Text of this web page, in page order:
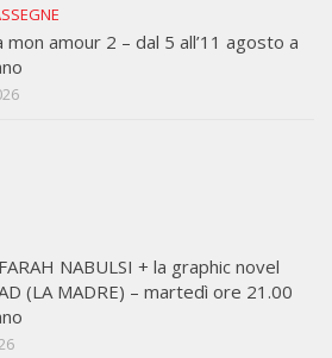
mon amour 2 – dal 5 all’11 agosto a
NABULSI + la graphic novel
(LA MADRE) – martedì ore 21.00